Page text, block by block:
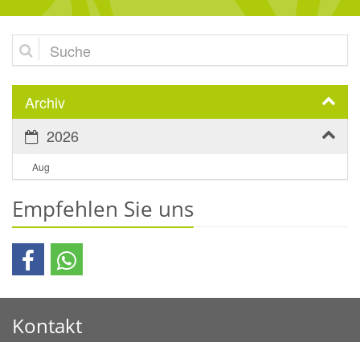
Suche
Archiv
2026
Aug
Empfehlen Sie uns
Kontakt